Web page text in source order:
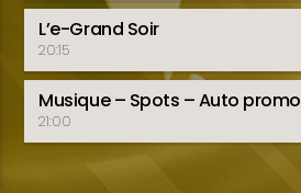
L’e-Grand Soir
20:15
Musique – Spots – Auto promo
21:00